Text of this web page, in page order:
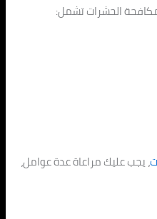
الحشرات تشمل:
، يجب عليك مراعاة عدة عوامل،